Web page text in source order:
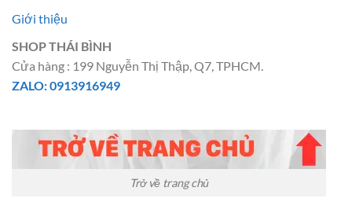
Giới thiệu
SHOP THÁI BÌNH
Cửa hàng : 199 Nguyễn Thị Thập, Q7, TPHCM.
ZALO: 0913916949
Trở về trang chủ